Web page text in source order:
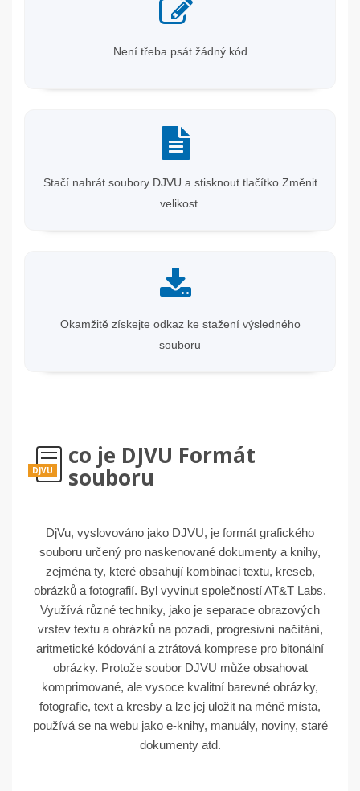
Není třeba psát žádný kód
Stačí nahrát soubory DJVU a stisknout tlačítko Změnit
velikost.
Okamžitě získejte odkaz ke stažení výsledného
souboru
DJVU
co je DJVU Formát
souboru
DjVu, vyslovováno jako DJVU, je formát grafického
souboru určený pro naskenované dokumenty a knihy,
zejména ty, které obsahují kombinaci textu, kreseb,
obrázků a fotografií. Byl vyvinut společností AT&T Labs.
Využívá různé techniky, jako je separace obrazových
vrstev textu a obrázků na pozadí, progresivní načítání,
aritmetické kódování a ztrátová komprese pro bitonální
obrázky. Protože soubor DJVU může obsahovat
komprimované, ale vysoce kvalitní barevné obrázky,
fotografie, text a kresby a lze jej uložit na méně místa,
používá se na webu jako e-knihy, manuály, noviny, staré
dokumenty atd.